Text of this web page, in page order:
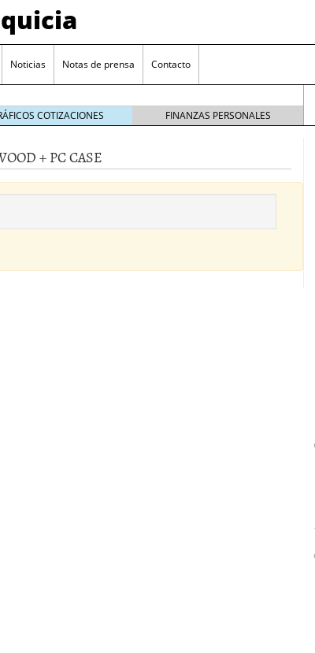
Noticias Notas de prensa Contacto
Esto es lo que cuesta y las ayudas que puedes
franquiciarse?
práctica
COTIZACIONES FINANZAS PERSONALES
+ PC CASE